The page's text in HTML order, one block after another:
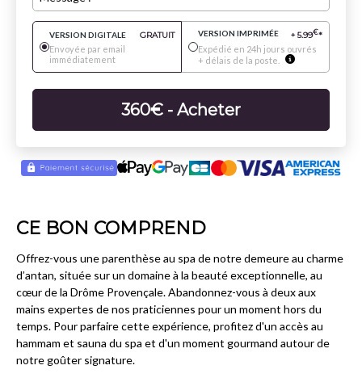
VERSION DIGITALE
GRATUIT
Envoyée par email
immédiatement
VERSION IMPRIMÉE +5.99€*
Expédié en 24h jours ouvrés
+ délais de la poste.
360€ - Acheter
CE BON COMPREND
Offrez-vous une parenthèse au spa de notre demeure au charme
d’antan, située sur un domaine à la beauté exceptionnelle, au
cœur de la Drôme Provençale. Abandonnez-vous à deux aux
mains expertes de nos praticiennes pour un moment hors du
temps. Pour parfaire cette expérience, profitez d'un accès au
hammam et sauna du spa et d'un moment gourmand autour de
notre goûter signature.